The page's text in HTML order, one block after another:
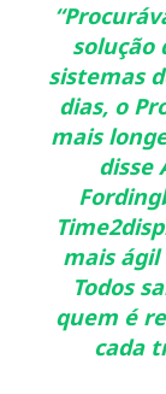
“
solução
sistemas
dias, o
mais
disse
mais
Todos
quem é
cada